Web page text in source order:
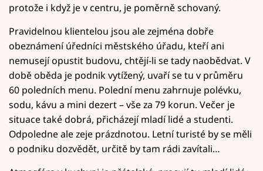
protože i když je v centru, je poměrně schovaný.
Pravidelnou klientelou jsou ale zejména dobře
obeznámení úředníci městského úřadu, kteří ani
nemusejí opustit budovu, chtějí-li se tady naobědvat. V
době oběda je podnik vytížený, uvaří se tu v průměru
60 poledních menu. Polední menu zahrnuje polévku,
sodu, kávu a mini dezert – vše za 79 korun. Večer je
situace také dobrá, přicházejí mladí lidé a studenti.
Odpoledne ale zeje prázdnotou. Letní turisté by se měli
o podniku dozvědět, určitě by tam rádi zavítali…